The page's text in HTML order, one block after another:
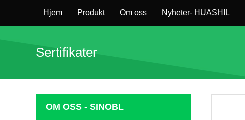
Hjem Produkt Om oss Nyheter- HUASHIL
Sertifikater
OM OSS - SINOBL